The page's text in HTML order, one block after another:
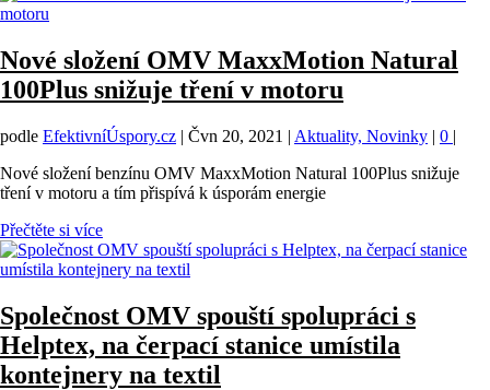
Nové složení OMV MaxxMotion Natural
100Plus snižuje tření v motoru
podle EfektivníÚspory.cz | Čvn 20, 2021 | Aktuality, Novinky | 0 |
Nové složení benzínu OMV MaxxMotion Natural 100Plus snižuje
tření v motoru a tím přispívá k úsporám energie
Přečtěte si více
Společnost OMV spouští spolupráci s
Helptex, na čerpací stanice umístila
kontejnery na textil